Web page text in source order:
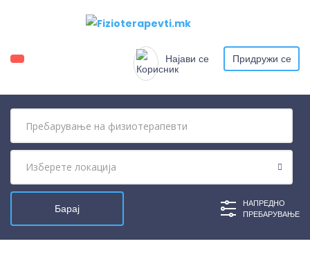
Најави се Придружи се
НАПРЕДНО
ПРЕБАРУВАЊЕ